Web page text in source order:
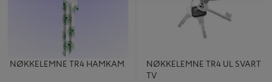
NØKKELEMNE TR4 HAMKAM
NØKKELEMNE TR4 UL SVART
TV